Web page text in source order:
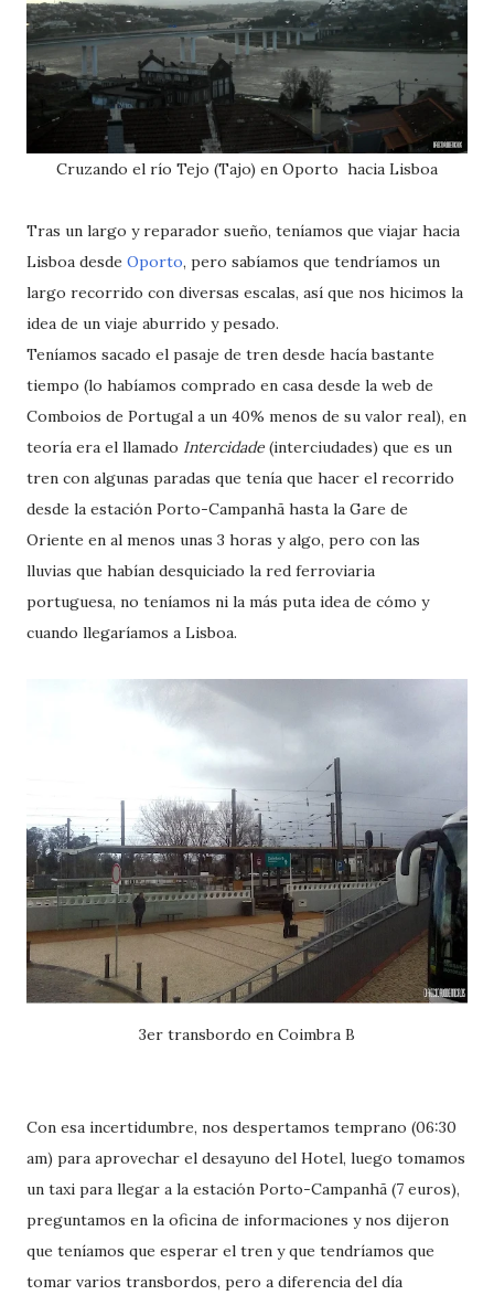
Cruzando el río Tejo (Tajo) en Oporto hacia Lisboa
Tras un largo y reparador sueño, teníamos que viajar hacia
Lisboa desde Oporto, pero sabíamos que tendríamos un
largo recorrido con diversas escalas, así que nos hicimos la
idea de un viaje aburrido y pesado.
Teníamos sacado el pasaje de tren desde hacía bastante
tiempo (lo habíamos comprado en casa desde la web de
Comboios de Portugal a un 40% menos de su valor real), en
teoría era el llamado Intercidade (interciudades) que es un
tren con algunas paradas que tenía que hacer el recorrido
desde la estación Porto-Campanhã hasta la Gare de
Oriente en al menos unas 3 horas y algo, pero con las
lluvias que habían desquiciado la red ferroviaria
portuguesa, no teníamos ni la más puta idea de cómo y
cuando llegaríamos a Lisboa.
3er transbordo en Coimbra B
Con esa incertidumbre, nos despertamos temprano (06:30
am) para aprovechar el desayuno del Hotel, luego tomamos
un taxi para llegar a la estación Porto-Campanhã (7 euros),
preguntamos en la oficina de informaciones y nos dijeron
que teníamos que esperar el tren y que tendríamos que
tomar varios transbordos, pero a diferencia del día